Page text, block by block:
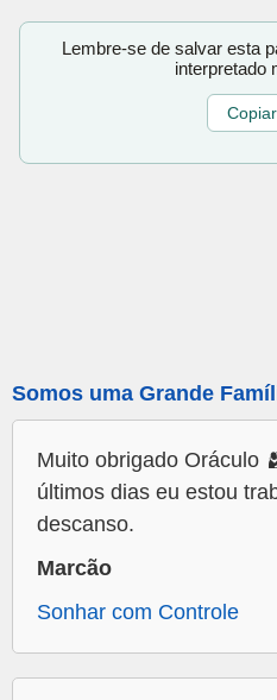
Lembre-se de salvar esta
interpretado
Somos uma Grande
Muito obrigado Oráculo
últimos dias eu estou
descanso.
Marcão
Sonhar com Controle